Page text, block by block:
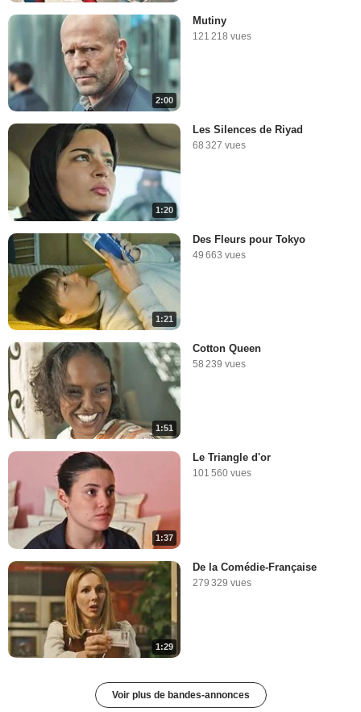
2:00
Mutiny
121 218 vues
1:20
Les Silences de Riyad
68 327 vues
1:21
Des Fleurs pour Tokyo
49 663 vues
1:51
Cotton Queen
58 239 vues
1:37
Le Triangle d'or
101 560 vues
1:29
De la Comédie-Française
279 329 vues
Voir plus de bandes-annonces